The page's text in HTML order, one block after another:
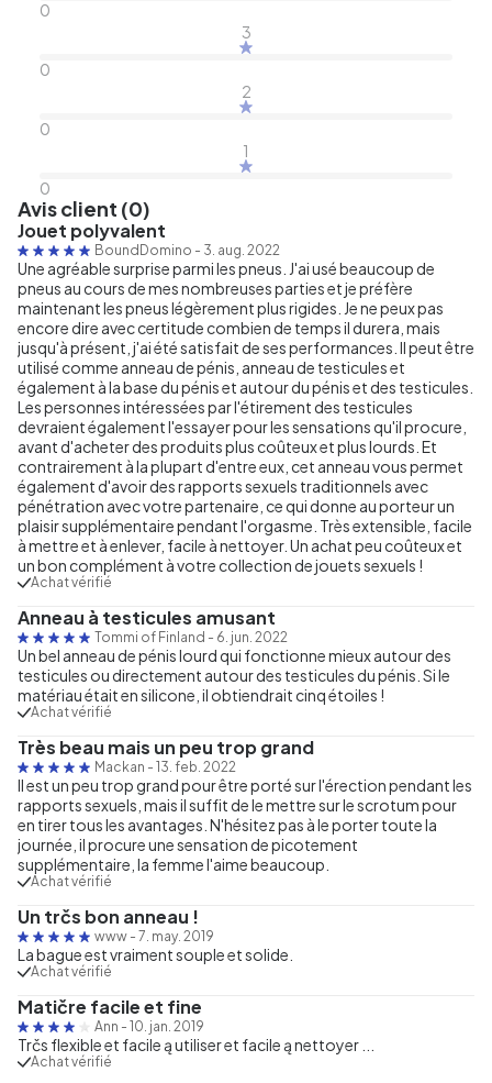
0
3
0
2
0
1
0
Avis client (0)
Jouet polyvalent
BoundDomino - 3. aug. 2022
Une agréable surprise parmi les pneus. J'ai usé beaucoup de
pneus au cours de mes nombreuses parties et je préfère
maintenant les pneus légèrement plus rigides. Je ne peux pas
encore dire avec certitude combien de temps il durera, mais
jusqu'à présent, j'ai été satisfait de ses performances. Il peut être
utilisé comme anneau de pénis, anneau de testicules et
également à la base du pénis et autour du pénis et des testicules.
Les personnes intéressées par l'étirement des testicules
devraient également l'essayer pour les sensations qu'il procure,
avant d'acheter des produits plus coûteux et plus lourds. Et
contrairement à la plupart d'entre eux, cet anneau vous permet
également d'avoir des rapports sexuels traditionnels avec
pénétration avec votre partenaire, ce qui donne au porteur un
plaisir supplémentaire pendant l'orgasme. Très extensible, facile
à mettre et à enlever, facile à nettoyer. Un achat peu coûteux et
un bon complément à votre collection de jouets sexuels !
Achat vérifié
Anneau à testicules amusant
Tommi of Finland - 6. jun. 2022
Un bel anneau de pénis lourd qui fonctionne mieux autour des
testicules ou directement autour des testicules du pénis. Si le
matériau était en silicone, il obtiendrait cinq étoiles !
Achat vérifié
Très beau mais un peu trop grand
Mackan - 13. feb. 2022
Il est un peu trop grand pour être porté sur l'érection pendant les
rapports sexuels, mais il suffit de le mettre sur le scrotum pour
en tirer tous les avantages. N'hésitez pas à le porter toute la
journée, il procure une sensation de picotement
supplémentaire, la femme l'aime beaucoup.
Achat vérifié
Un trčs bon anneau !
www - 7. may. 2019
La bague est vraiment souple et solide.
Achat vérifié
Matičre facile et fine
Ann - 10. jan. 2019
Trčs flexible et facile ą utiliser et facile ą nettoyer ...
Achat vérifié